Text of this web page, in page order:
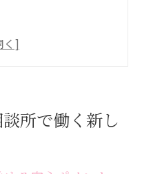
所で活躍できる理由
所のキャリア形成
アップを目指す方法
所で働く新し